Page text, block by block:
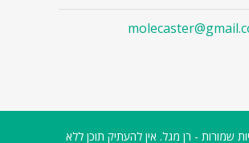
שמורות - רן מגל. אין להעתיק תוכן ללא